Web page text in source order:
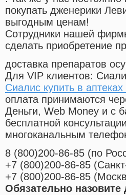
покупать дженерики
выгодным ценам!
Cотрудники нашей
сделать приобретение
доставка препаратов
Для VIP клиентов:
Сиалис купить в
оплата принимаются
Деньги, Web Money и с
бесплатной
многоканальным
8 (800)200-86-85 (по
+7 (800)200-86-85 (
+7 (800)200-86-85 (
Обязательно